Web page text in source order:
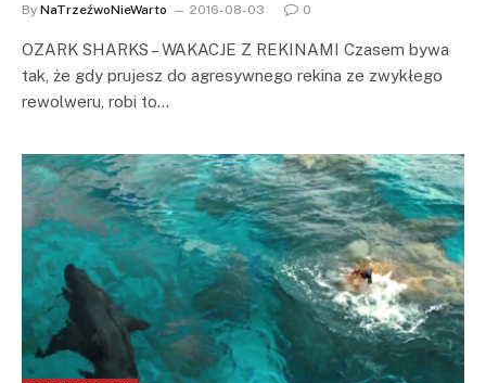
By NaTrzeźwoNieWarto 2016-08-03 0
OZARK SHARKS – WAKACJE Z REKINAMI Czasem bywa
tak, że gdy prujesz do agresywnego rekina ze zwykłego
rewolweru, robi to…